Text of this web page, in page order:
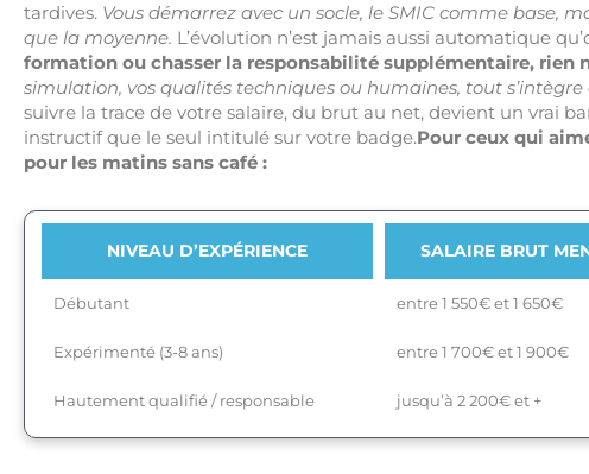
tardives. Vous démarrez avec un socle, le SMIC comme base,
que la moyenne. L’évolution n’est jamais aussi automatique
formation ou chasser la responsabilité supplémentaire, rien
simulation, vos qualités techniques ou humaines, tout
suivre la trace de votre salaire, du brut au net, devient un vrai
instructif que le seul intitulé sur votre badge.Pour ceux qui
pour les matins sans café :
NIVEAU D’EXPÉRIENCE SALAIRE BRUT
Débutant entre 1 550€ et 1 650€
Expérimenté (3-8 ans) entre 1 700€ et 1 900€
Hautement qualifié / responsable jusqu’à 2 200€ et +